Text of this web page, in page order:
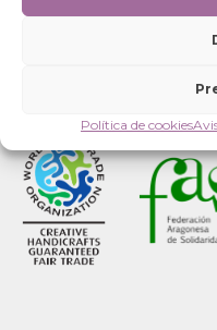
Política de cookies